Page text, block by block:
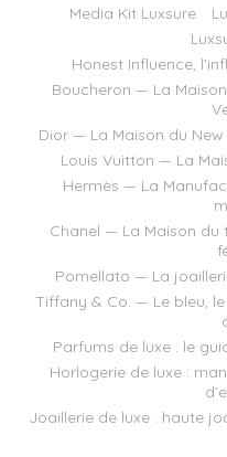
Media Kit Luxsure
Honest Influence,
Boucheron — La
Dior — La Maison du
Louis Vuitton — La
Hermès — La
Chanel — La Maison
Pomellato — La
Tiffany & Co. — Le bleu,
Parfums de luxe : le
Horlogerie de luxe :
Joaillerie de luxe : haute